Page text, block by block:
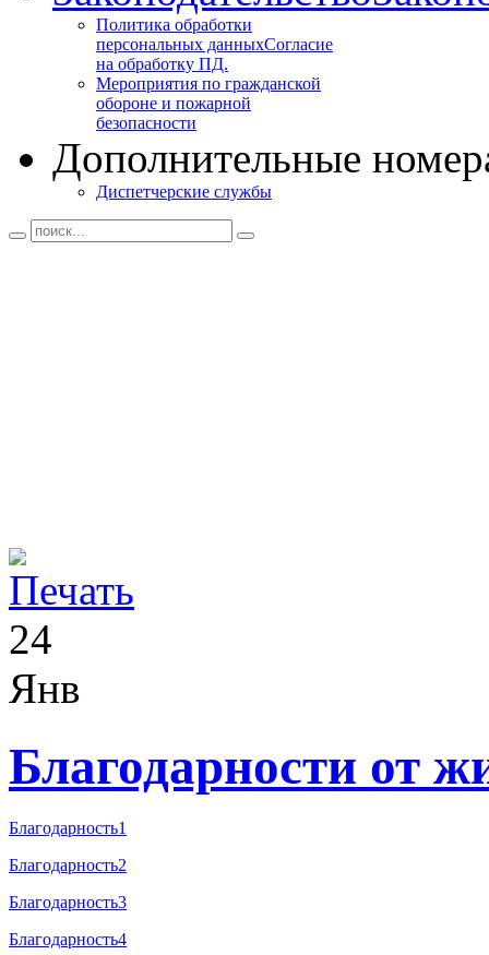
Политика обработки
персональных данныхСогласие
на обработку ПД.
Мероприятия по гражданской
обороне и пожарной
безопасности
Дополнительные
Диспетчерские службы
24
Янв
Благодарности от
Благодарность1
Благодарность2
Благодарность3
Благодарность4